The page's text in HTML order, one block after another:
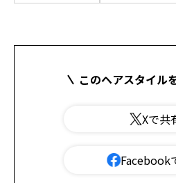
このヘアスタイル
Xで共
Facebook